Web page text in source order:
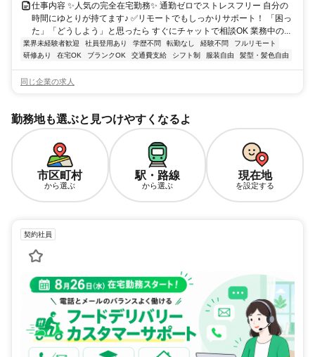
仕事内容 ✨人気の完全在宅勤務✨ 通勤ゼロでストレスフリー 自分の
時間にゆとりが持てます♪ ✅リモートでもしっかりサポート！ 「困っ
た」「どうしよう」と思ったら すぐにチャットで相談OK 業務中の...
業界未経験者歓迎 社員登用あり 学歴不問 転勤なし 経験不問
フルリモート
研修あり
在宅OK ブランクOK 交通費支給 シフト制 服装自由 髪型・髪色自由
同じ企業の求人
勤務地も選ぶと見つけやすくなるよ
市区町村
から選ぶ
駅・路線
から選ぶ
現在地
を設定する
契約社員